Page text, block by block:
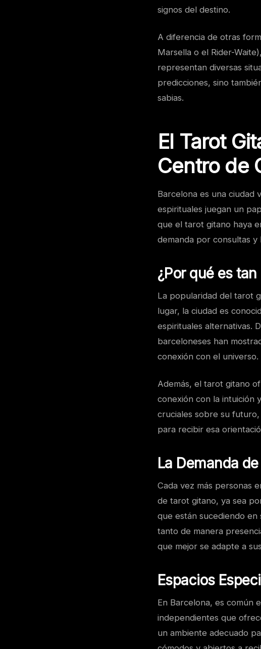
signos del destino.
A diferencia de otras
Marsella o el Rider-
representan diversas
predicciones, sino
sabias.
El Tarot
Centro de
Barcelona es una ciudad
espirituales juegan un
que el tarot gitano haya
demanda por consultas
¿Por qué es
La popularidad del tarot
lugar, la ciudad es
espirituales alternativas.
barceloneses han
conexión con el universo.
Además, el tarot gitano
conexión con la intuición
cruciales sobre su
para recibir esa
La Demanda
Cada vez más personas
de tarot gitano, ya sea
que están sucediendo en
tanto de manera
que mejor se adapte a
Espacios
En Barcelona, es común
independientes que
un ambiente adecuado